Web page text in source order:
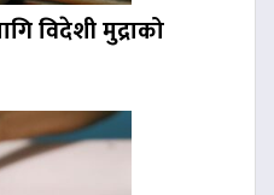
विदेशी मुद्राको